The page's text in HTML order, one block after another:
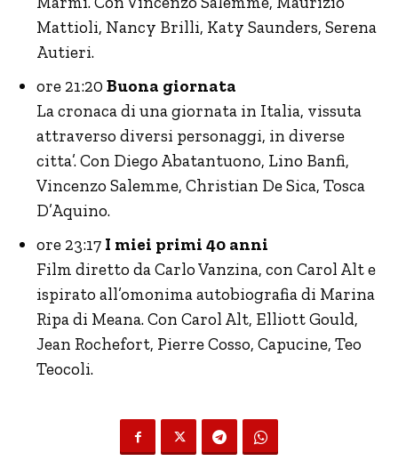
Mattioli, Nancy Brilli, Katy Saunders, Serena
Autieri.
ore 21:20 Buona giornata
La cronaca di una giornata in Italia, vissuta
attraverso diversi personaggi, in diverse
citta’. Con Diego Abatantuono, Lino Banfi,
Vincenzo Salemme, Christian De Sica, Tosca
D’Aquino.
ore 23:17 I miei primi 40 anni
Film diretto da Carlo Vanzina, con Carol Alt e
ispirato all’omonima autobiografia di Marina
Ripa di Meana. Con Carol Alt, Elliott Gould,
Jean Rochefort, Pierre Cosso, Capucine, Teo
Teocoli.